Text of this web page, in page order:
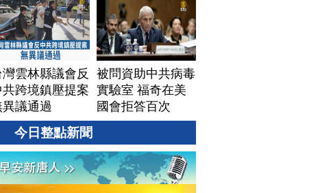
灣雲林縣議會反
共跨境鎮壓提案
異議通過
被問資助中共病毒
實驗室 福奇在美
國會拒答百次
今日整點新聞